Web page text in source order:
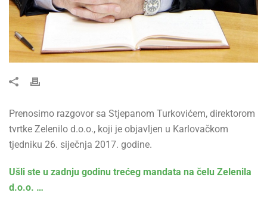
Prenosimo razgovor sa Stjepanom Turkovićem, direktorom
tvrtke Zelenilo d.o.o., koji je objavljen u Karlovačkom
tjedniku 26. siječnja 2017. godine.
Ušli ste u zadnju godinu trećeg mandata na čelu Zelenila
d.o.o. …